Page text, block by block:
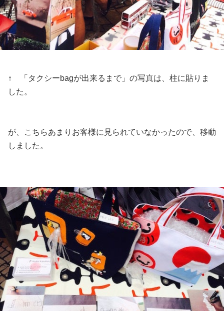
↑ 「タクシーbagが出来るまで」の写真は、柱に貼りま
した。
が、こちらあまりお客様に見られていなかったので、移動
しました。